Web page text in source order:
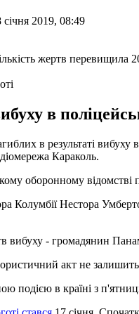
2019, 08:49
в
в результаті
Караколь.
оборонному відомстві
Колумбії Нестора
вибуху - громадянин
акт не
подією в країні з